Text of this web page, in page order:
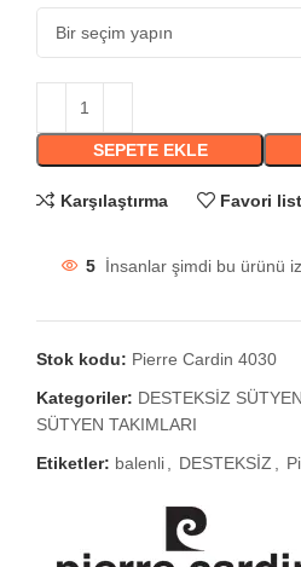
SEPETE EKLE
Karşılaştırma Favori
5 İnsanlar şimdi bu ürünü
Stok kodu: Pierre Cardin 4030
Kategoriler: DESTEKSİZ
SÜTYEN TAKIMLARI
Etiketler: balenli DESTEKSİZ